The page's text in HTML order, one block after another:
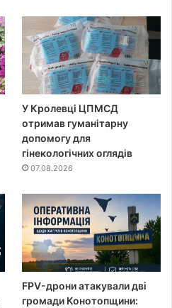
У Кролевці ЦПМСД
отримав гуманітарну
допомогу для
гінекологічних оглядів
07.08.2026
FPV-дрони атакували дві
громади Конотопщини: